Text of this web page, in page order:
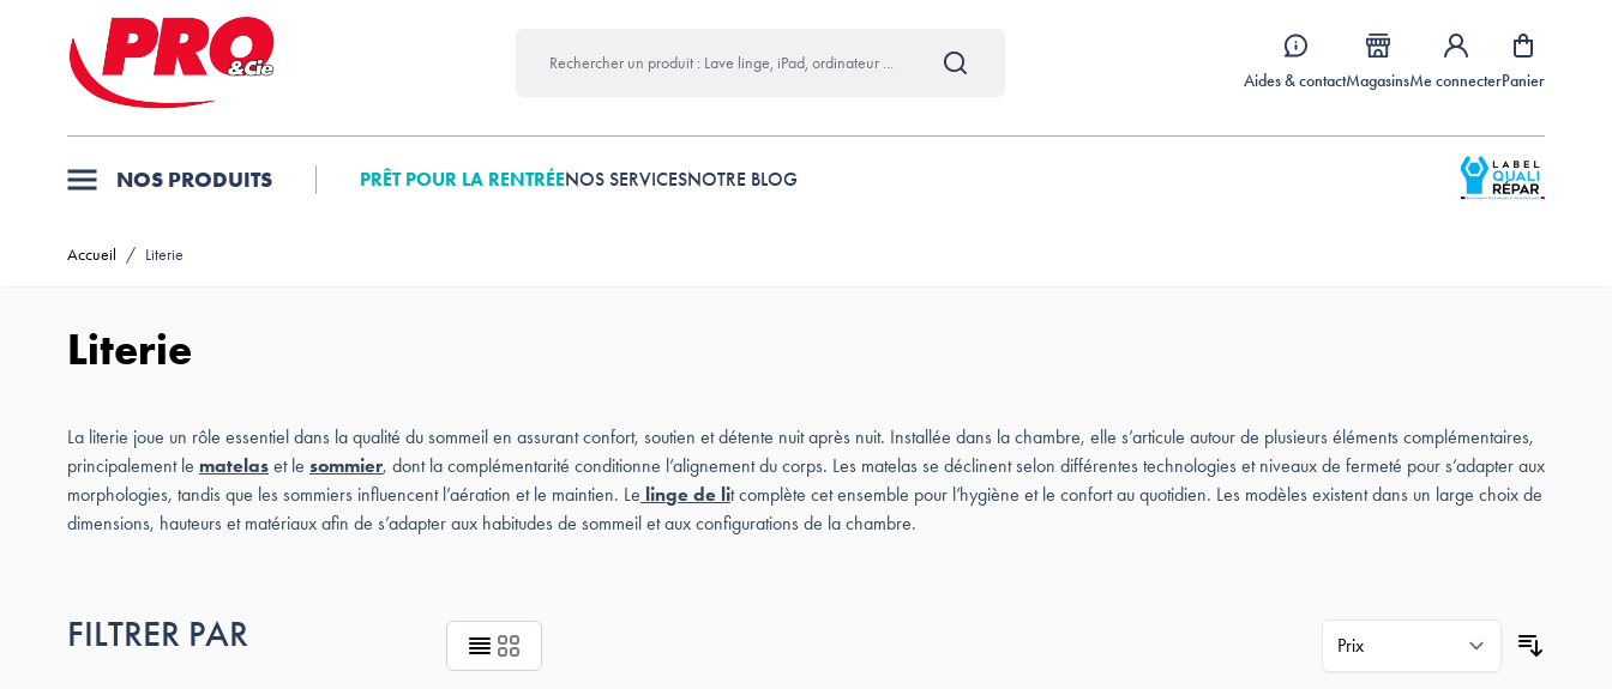
Allez au contenu
Aides & contactMagasinsMe connecterPanier
NOS PRODUITS PRÊT POUR LA RENTRÉENOS SERVICESNOTRE BLOG
Accueil / Literie
Literie
La literie joue un rôle essentiel dans la qualité du sommeil en assurant confort, soutien et détente nuit après nuit. Installée dans la chambre, elle s’articule autour de plusieurs éléments complémentaires,
principalement le matelas et le sommier, dont la complémentarité conditionne l’alignement du corps. Les matelas se déclinent selon différentes technologies et niveaux de fermeté pour s’adapter aux
morphologies, tandis que les sommiers influencent l’aération et le maintien. Le linge de lit complète cet ensemble pour l’hygiène et le confort au quotidien. Les modèles existent dans un large choix de
dimensions, hauteurs et matériaux afin de s’adapter aux habitudes de sommeil et aux configurations de la chambre.
FILTRER PAR